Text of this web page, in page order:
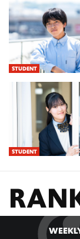
STUDENT
STUDENT